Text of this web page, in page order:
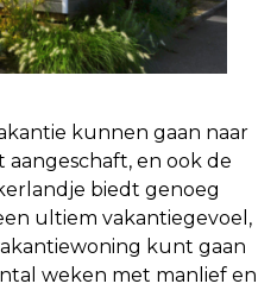
kunnen gaan naar
en ook de
biedt genoeg
ultiem vakantiegevoel,
kunt gaan
weken met manlief en